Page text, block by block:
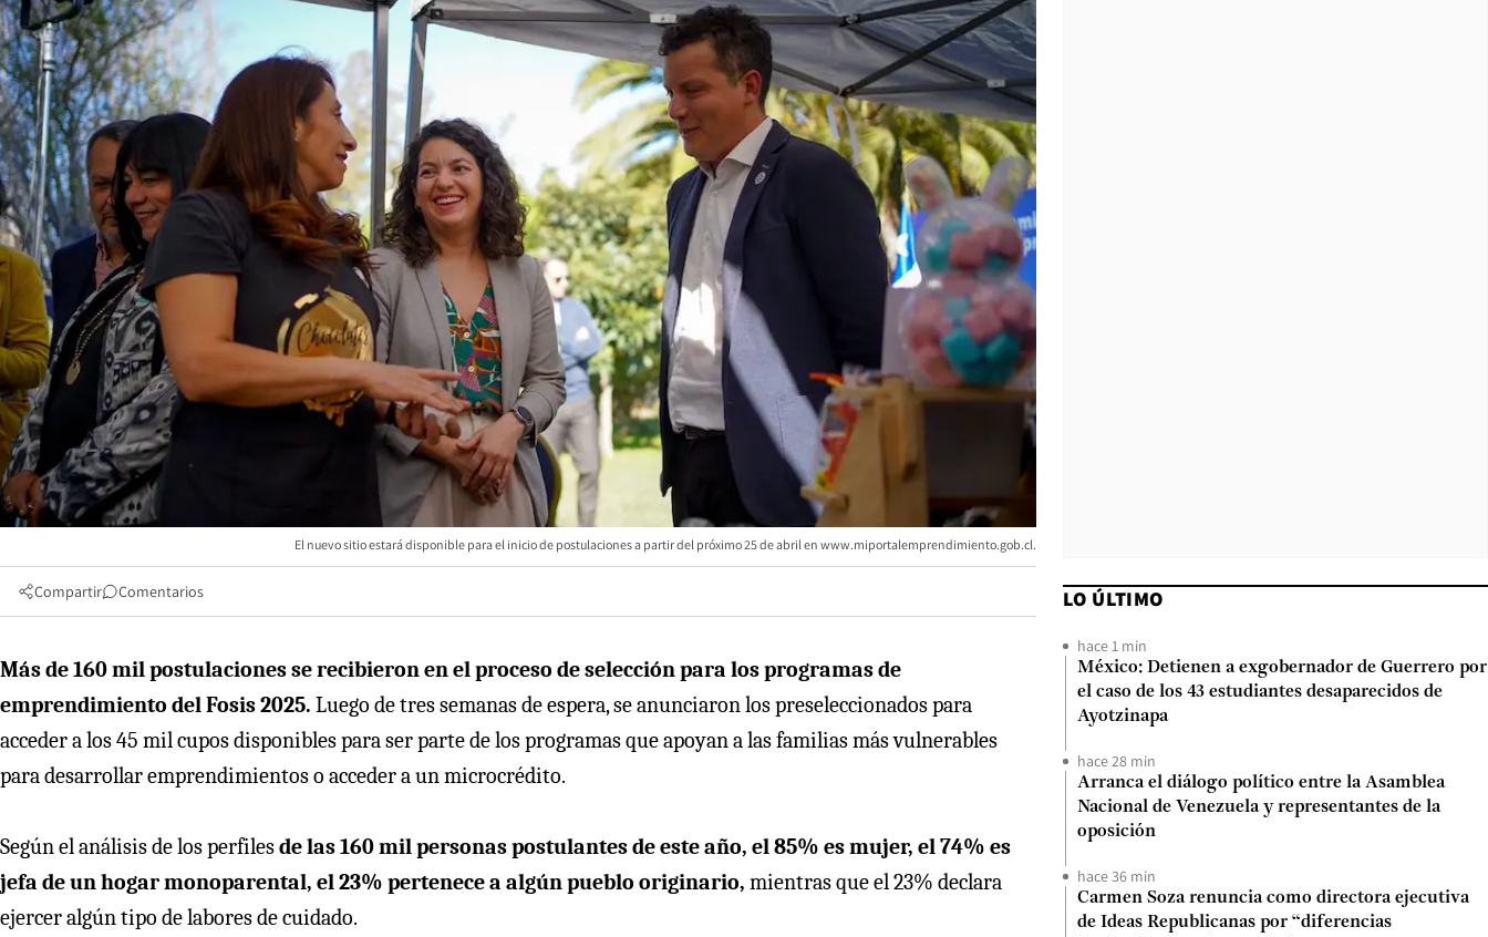
El nuevo sitio estará disponible para el inicio de postulaciones a partir del próximo 25 de abril en www.miportalemprendimiento.gob.cl.
Compartir Comentarios
Más de 160 mil postulaciones se recibieron en el proceso de selección para los programas de
emprendimiento del Fosis 2025. Luego de tres semanas de espera, se anunciaron los preseleccionados para
acceder a los 45 mil cupos disponibles para ser parte de los programas que apoyan a las familias más vulnerables
para desarrollar emprendimientos o acceder a un microcrédito.
Según el análisis de los perfilesde las 160 mil personas postulantes de este año, el 85% es mujer, el 74% es
jefa de un hogar monoparental, el 23% pertenece a algún pueblo originario, mientras que el 23% declara
ejercer algún tipo de labores de cuidado.
LO ÚLTIMO
hace 1 min
México: Detienen a exgobernador de Guerrero por
el caso de los 43 estudiantes desaparecidos de
Ayotzinapa
hace 28 min
Arranca el diálogo político entre la Asamblea
Nacional de Venezuela y representantes de la
oposición
hace 36 min
Carmen Soza renuncia como directora ejecutiva
de Ideas Republicanas por “diferencias